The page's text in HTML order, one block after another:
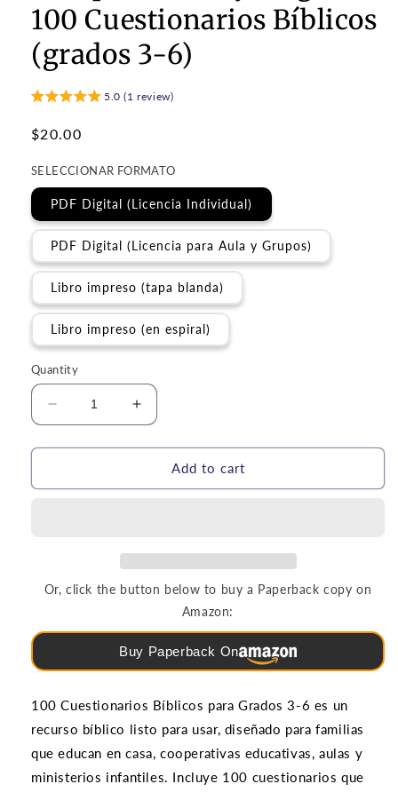
100 Cuestionarios Bíblicos
(grados 3-6)
5.0 (1 review)
Regular
$20.00
SELECCIONAR FORMATO
PDF Digital (Licencia Individual)
PDF Digital (Licencia para Aula y Grupos)
Libro impreso (tapa blanda)
Libro impreso (en espiral)
Quantity
Decrease
quantity
for
y
(grados
6)
Increase
quantity
for
Rompecabezas
y
(grados
6)
Add to cart
Or, click the button below to buy a Paperback copy on
Amazon:
Buy Paperback On
100 Cuestionarios Bíblicos para Grados 3-6 es un
recurso bíblico listo para usar, diseñado para familias
que educan en casa, cooperativas educativas, aulas y
ministerios infantiles. Incluye 100 cuestionarios que